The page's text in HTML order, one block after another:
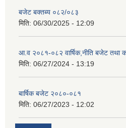
बजेट बक्तब्य ०८२/०८३
मिति: 06/30/2025 - 12:09
आ.व २०८१-०८२ वार्षिक,नीति बजेट तथा
मिति: 06/27/2024 - 13:19
बार्षिक बजेट २०८०-०८१
मिति: 06/27/2023 - 12:02